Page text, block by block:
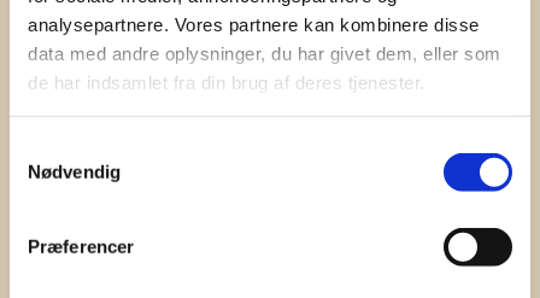
analysepartnere. Vores partnere kan kombinere disse
data med andre oplysninger, du har givet dem, eller som
de har indsamlet fra din brug af deres tjenester.
Nødvendig
Præferencer
Email
I hereby accept the terms andconditions